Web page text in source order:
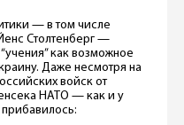
— в том числе
Столтенберг —
как возможное
Даже несмотря на
войск от
НАТО — как и у